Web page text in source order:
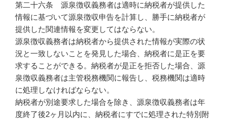
第二十六条 源泉徴収義務者は適時に納税者が提供した
情報に基づいて源泉徴収申告を計算し、勝手に納税者が
提供した関連情報を変更してはならない。
源泉徴収義務者は納税者から提供された情報が実際の状
況と一致しないことを発見した場合、納税者に是正を要
求することができる。納税者が是正を拒否した場合、源
泉徴収義務者は主管税務機関に報告し、税務機関は適時
に処理しなければならない。
納税者が別途要求した場合を除き、源泉徴収義務者は年
度終了後2ヶ月以内に、納税者にすでに処理された特別附